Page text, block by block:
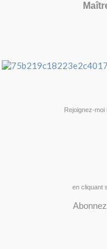
Rejoignez-
en cliquant